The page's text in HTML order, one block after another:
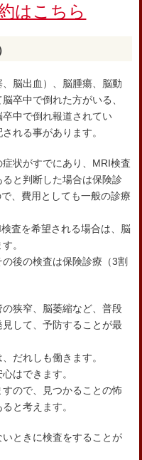
はこちら
、脳出血）、脳腫瘍、脳動
卒中で倒れた方がいる、
中で倒れ報道されてい
れる事があります。
症状がすでにあり、MRI検査
と判断した場合は保険診
、費用としても一般の診療
査を希望される場合は、脳
。
後の検査は保険診療（3割
狭窄、脳萎縮など、普段
して、予防することが最
だれしも働きます。
はできます。
ので、見つかることの怖
と考えます。
ときに検査をすることが